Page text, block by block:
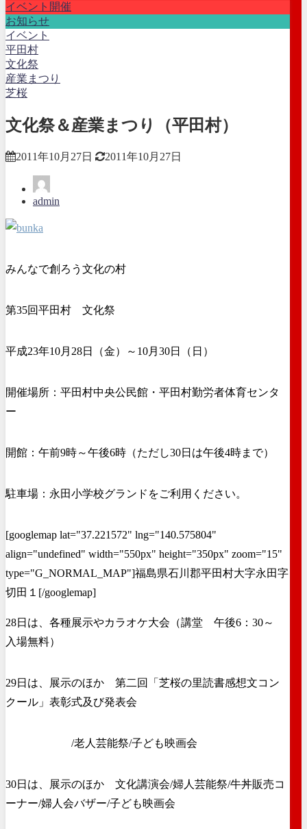
イベント開催
お知らせ
イベント
平田村
文化祭
産業まつり
芝桜
文化祭＆産業まつり（平田村）
2011年10月27日 2011年10月27日
admin
みんなで創ろう文化の村
第35回平田村 文化祭
平成23年10月28日（金）～10月30日（日）
開催場所：平田村中央公民館・平田村勤労者体育センタ
ー
開館：午前9時～午後6時（ただし30日は午後4時まで）
駐車場：永田小学校グランドをご利用ください。
[googlemap lat="37.221572" lng="140.575804"
align="undefined" width="550px" height="350px" zoom="15"
type="G_NORMAL_MAP"]福島県石川郡平田村大字永田字
切田１[/googlemap]
28日は、各種展示やカラオケ大会（講堂 午後6：30～
入場無料）
29日は、展示のほか 第二回「芝桜の里読書感想文コン
クール」表彰式及び発表会
/老人芸能祭/子ども映画会
30日は、展示のほか 文化講演会/婦人芸能祭/牛丼販売コ
ーナー/婦人会バザー/子ども映画会